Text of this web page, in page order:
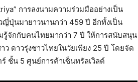
การลงนามความร่วมมืออย่างเป็น
ปุ่นมายาวนานกว่า 459 ปี อีกทั้งเป็น
จักกับคนไทยมากว่า 7 ปี ให้การสนับสนุน
ว ดาวรุ่งชาวไทยในวัยเพียง 25 ปี โดยจัด
ชั้น 5 ศูนย์การค้าเซ็นทรัลเวิลด์